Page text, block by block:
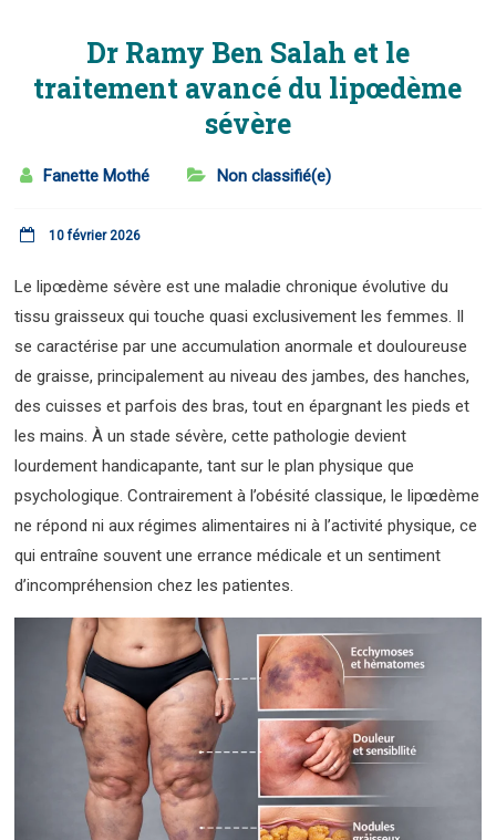
Dr Ramy Ben Salah et le
traitement avancé du lipœdème
sévère
Fanette Mothé Non classifié(e)
10 février 2026
Le lipœdème sévère est une maladie chronique évolutive du
tissu graisseux qui touche quasi exclusivement les femmes. Il
se caractérise par une accumulation anormale et douloureuse
de graisse, principalement au niveau des jambes, des hanches,
des cuisses et parfois des bras, tout en épargnant les pieds et
les mains. À un stade sévère, cette pathologie devient
lourdement handicapante, tant sur le plan physique que
psychologique. Contrairement à l’obésité classique, le lipœdème
ne répond ni aux régimes alimentaires ni à l’activité physique, ce
qui entraîne souvent une errance médicale et un sentiment
d’incompréhension chez les patientes.